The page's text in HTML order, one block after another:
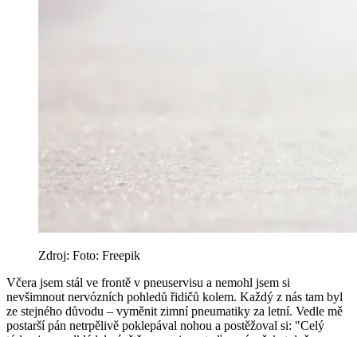
Zdroj: Foto: Freepik
Včera jsem stál ve frontě v pneuservisu a nemohl jsem si
nevšimnout nervózních pohledů řidičů kolem. Každý z nás tam byl
ze stejného důvodu – vyměnit zimní pneumatiky za letní. Vedle mě
postarší pán netrpělivě poklepával nohou a postěžoval si: "Celý